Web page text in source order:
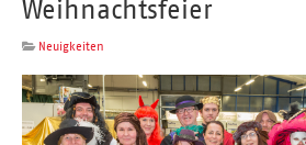
Weihnachtsfeier
Neuigkeiten